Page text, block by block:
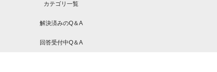
カテゴリ一覧
解決済みのQ＆A
回答受付中Q＆A